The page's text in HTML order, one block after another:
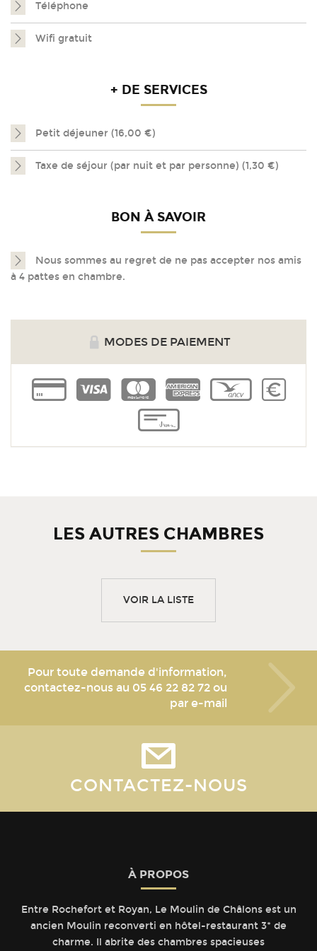
Téléphone
Wifi gratuit
+ DE SERVICES
Petit déjeuner (16,00 €)
Taxe de séjour (par nuit et par personne) (1,30 €)
BON À SAVOIR
Nous sommes au regret de ne pas accepter nos amis
à 4 pattes en chambre.
MODES DE PAIEMENT
cb visa master amex vouchercash
cheque
LES AUTRES CHAMBRES
VOIR LA LISTE
Pour toute demande d'information,
contactez-nous au 05 46 22 82 72 ou
par e-mail
CONTACTEZ-NOUS
À PROPOS
Entre Rochefort et Royan, Le Moulin de Châlons est un
ancien Moulin reconverti en hôtel-restaurant 3* de
charme. Il abrite des chambres spacieuses